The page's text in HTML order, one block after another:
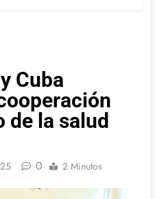
Cuba
de la salud
0 2 Minutos